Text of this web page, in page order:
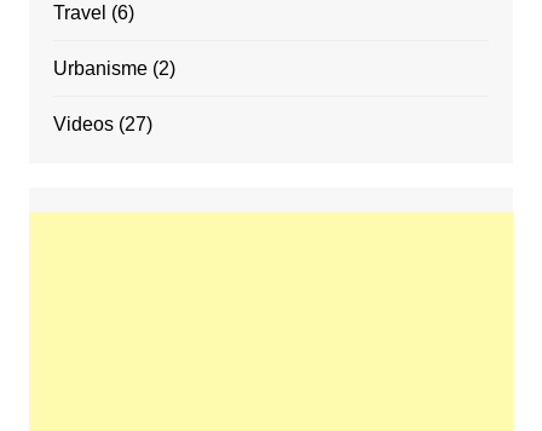
Travel (6)
Urbanisme(2)
Videos(27)